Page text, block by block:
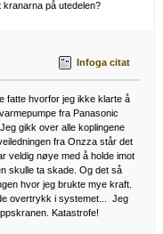
på utedelen?
Infoga citat
fatte hvorfor jeg ikke klarte å
fra Panasonic
gikk over alle koplingene
fra Onzza står det
veldig nøye med å holde imot
skulle ta skade. Og det så
hvor jeg brukte mye kraft.
overtrykk i systemet... Jeg
Katastrofe!